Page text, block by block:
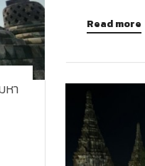
Read more
หา